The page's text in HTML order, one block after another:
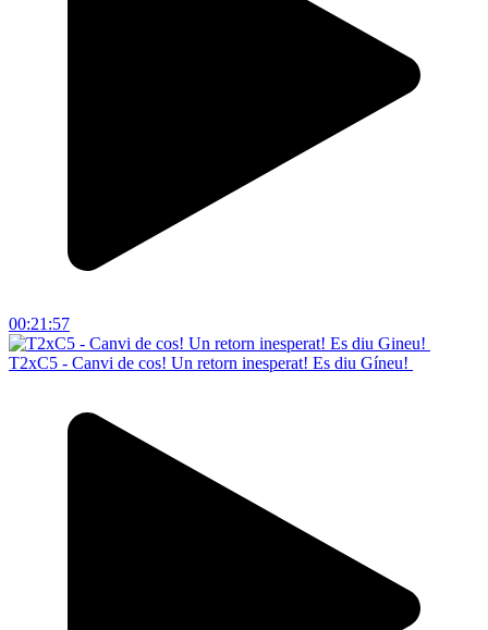
00:21:57
T2xC5 - Canvi de cos! Un retorn inesperat! Es diu Gíneu!